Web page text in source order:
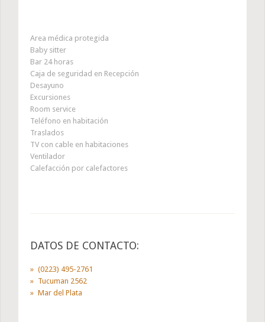
Area médica protegida
Baby sitter
Bar 24 horas
Caja de seguridad en Recepción
Desayuno
Excursiones
Room service
Teléfono en habitación
Traslados
TV con cable en habitaciones
Ventilador
Calefacción por calefactores
DATOS DE CONTACTO:
(0223) 495-2761
Tucuman 2562
Mar del Plata